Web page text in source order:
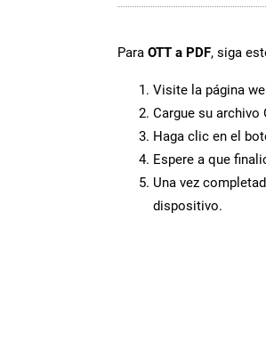
Para OTT a PDF, siga
Visite la página
Cargue su archivo
Haga clic en el
Espere a que
Una vez
dispositivo.